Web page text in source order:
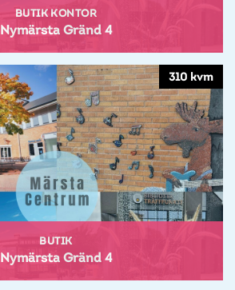
BUTIK KONTOR
Nymärsta Gränd 4
310 kvm
BUTIK
Nymärsta Gränd 4